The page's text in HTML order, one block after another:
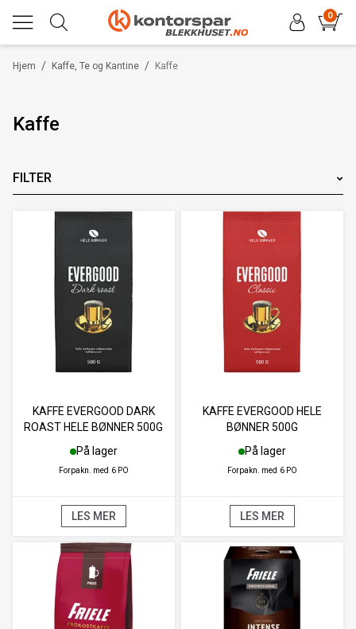
0
/
Hjem /
Kaffe, Te og Kantine Kaffe
Kaffe
FILTER
KAFFE EVERGOOD DARK
ROAST HELE BØNNER 500G
På lager
Forpakn. med 6 PO
LES MER
KAFFE EVERGOOD HELE
BØNNER 500G
På lager
Forpakn. med 6 PO
LES MER